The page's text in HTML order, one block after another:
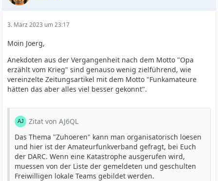
3. März 2023 um 23:17
Moin Joerg,
Anekdoten aus der Vergangenheit nach dem Motto "Opa
erzählt vom Krieg" sind genauso wenig zielführend, wie
vereinzelte Zeitungsartikel mit dem Motto "Funkamateure
hätten das aber alles viel besser gekonnt".
Zitat von AJ6QL
Das Thema "Zuhoeren" kann man organisatorisch loesen
und hier ist der Amateurfunkverband gefragt, bei Euch
der DARC. Wenn eine Katastrophe ausgerufen wird,
muessen von der Liste der gemeldeten und geschulten
Freiwilligen lokale Teams gebildet werden.